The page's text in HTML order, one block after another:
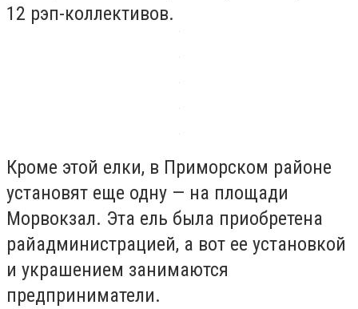
12 рэп-коллективов.
Кроме этой елки, в Приморском районе
установят еще одну — на площади
Морвокзал. Эта ель была приобретена
райадминистрацией, а вот ее установкой
и украшением занимаются
предприниматели.